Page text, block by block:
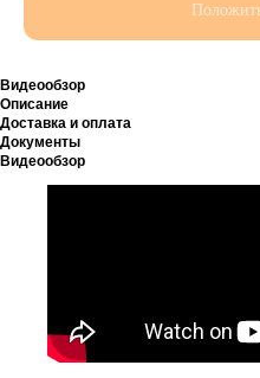
Видеообзор
Описание
Доставка и оплата
Документы
Видеообзор